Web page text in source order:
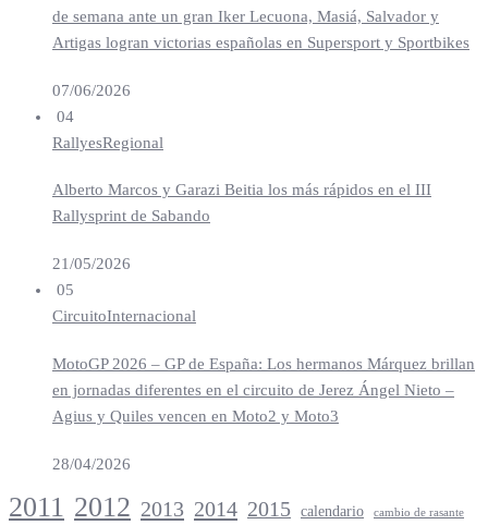
de semana ante un gran Iker Lecuona, Masiá, Salvador y
Artigas logran victorias españolas en Supersport y Sportbikes
07/06/2026
04
RallyesRegional
Alberto Marcos y Garazi Beitia los más rápidos en el III
Rallysprint de Sabando
21/05/2026
05
CircuitoInternacional
MotoGP 2026 – GP de España: Los hermanos Márquez brillan
en jornadas diferentes en el circuito de Jerez Ángel Nieto –
Agius y Quiles vencen en Moto2 y Moto3
28/04/2026
2011 2012 2013 2014 2015 calendario cambio de rasante